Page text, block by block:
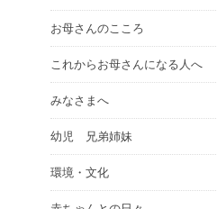
お母さんのこころ
これからお母さんになる人へ
みなさまへ
幼児 兄弟姉妹
環境・文化